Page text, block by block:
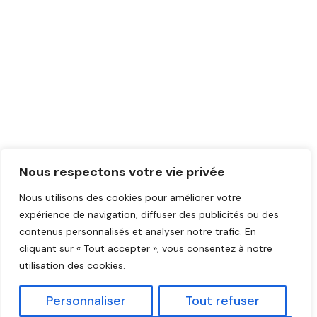
Nous respectons votre vie privée
Nous utilisons des cookies pour améliorer votre
expérience de navigation, diffuser des publicités ou des
contenus personnalisés et analyser notre trafic. En
cliquant sur « Tout accepter », vous consentez à notre
utilisation des cookies.
Personnaliser Tout refuser